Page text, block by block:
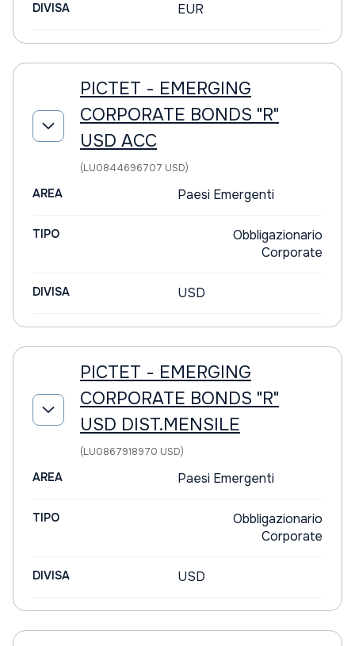
DIVISA EUR
PICTET - EMERGING
CORPORATE BONDS "R"
USD ACC
(LU0844696707 USD)
AREA Paesi Emergenti
TIPO
Obbligazionario
Corporate
DIVISA USD
PICTET - EMERGING
CORPORATE BONDS "R"
USD DIST.MENSILE
(LU0867918970 USD)
AREA Paesi Emergenti
TIPO
Obbligazionario
Corporate
DIVISA USD